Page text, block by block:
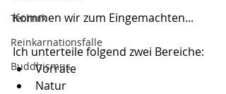
Technik
Reinkarnationsfalle
Buddhismus
Kommen wir zum Eingemachten...
Ich unterteile folgend zwei Bereiche:
Vorräte
Natur